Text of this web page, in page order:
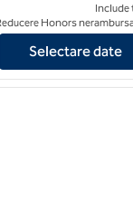
Boston
Include
Honors
Selectare date
1